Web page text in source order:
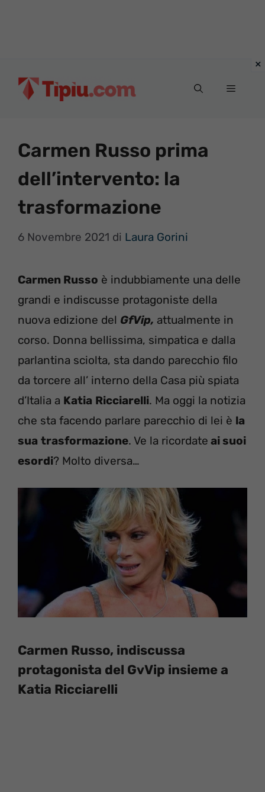
Menu
Carmen Russo prima
dell’intervento: la
trasformazione
6 Novembre 2021 di Laura Gorini
Carmen Russo è indubbiamente una delle
grandi e indiscusse protagoniste della
nuova edizione del GfVip, attualmente in
corso. Donna bellissima, simpatica e dalla
parlantina sciolta, sta dando parecchio filo
da torcere all’ interno della Casa più spiata
d’Italia a Katia Ricciarelli. Ma oggi la notizia
che sta facendo parlare parecchio di lei è la
sua trasformazione. Ve la ricordate ai suoi
esordi? Molto diversa…
Carmen Russo, indiscussa
protagonista del GvVip insieme a
Katia Ricciarelli